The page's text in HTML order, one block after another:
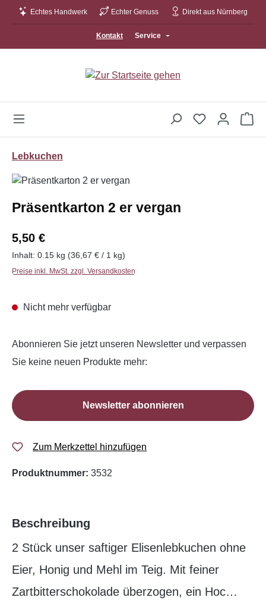
Zum Hauptinhalt springen
Echtes Handwerk Echter Genuss Direkt aus Nürnberg
Kontakt Service
Lebkuchen
Bildergalerie überspringen
Präsentkarton 2 er vergan
Regulärer Preis:
5,50 €
Inhalt: 0.15 kg (36,67 € / 1 kg)
Preise inkl. MwSt. zzgl. Versandkosten
Nicht mehr verfügbar
Abonnieren Sie jetzt unseren Newsletter und verpassen
Sie keine neuen Produkte mehr:
Newsletter abonnieren
Zum Merkzettel hinzufügen
Produktnummer: 3532
Beschreibung
2 Stück unser saftiger Elisenlebkuchen ohne
Eier, Honig und Mehl im Teig. Mit feiner
Zartbitterschokolade überzogen, ein Hoc…